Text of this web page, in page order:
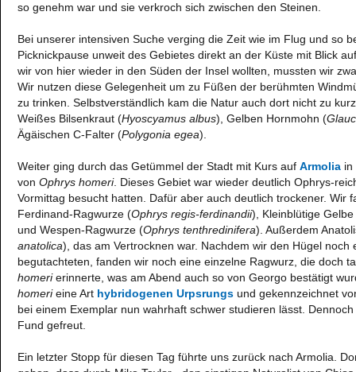
so genehm war und sie verkroch sich zwischen den Steinen.
Bei unserer intensiven Suche verging die Zeit wie im Flug und so
Picknickpause unweit des Gebietes direkt an der Küste mit Blick
wir von hier wieder in den Süden der Insel wollten, mussten wir
Wir nutzen diese Gelegenheit um zu Füßen der berühmten
zu trinken. Selbstverständlich kam die Natur auch dort nicht zu
Weißes Bilsenkraut (Hyoscyamus albus), Gelben Hornmohn (
Ägäischen C-Falter (Polygonia egea).
Weiter ging durch das Getümmel der Stadt mit Kurs auf Armolia in
von Ophrys homeri. Dieses Gebiet war wieder deutlich Ophrys-
Vormittag besucht hatten. Dafür aber auch deutlich trockener. Wir
Ferdinand-Ragwurze (Ophrys regis-ferdinandii), Kleinblütige
und Wespen-Ragwurze (Ophrys tenthredinifera). Außerdem
anatolica), das am Vertrocknen war. Nachdem wir den Hügel noch
begutachteten, fanden wir noch eine einzelne Ragwurz, die doch
homerierinnerte, was am Abend auch so von Georgo bestätigt
homerieine Art hybridogenen Urpsrungs und gekennzeichnet
bei einem Exemplar nun wahrhaft schwer studieren lässt.
Fund gefreut.
Ein letzter Stopp für diesen Tag führte uns zurück nach Armolia.